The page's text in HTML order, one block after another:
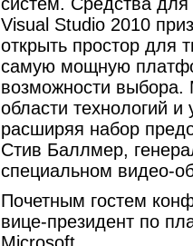
Visual Studio 2010
открыть простор для
самую мощную
возможности
области технологий
расширяя набор
Стив Баллмер,
специальном видео-
Почетным гостем
вице-президент по